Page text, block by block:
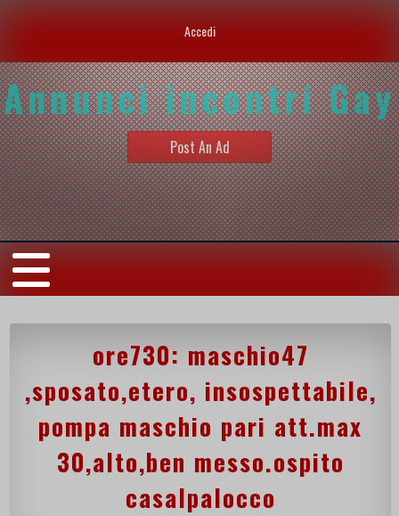
Accedi
Annunci incontri Gay
Post An Ad
ore730: maschio47
,sposato,etero, insospettabile,
pompa maschio pari att.max
30,alto,ben messo.ospito
casalpalocco